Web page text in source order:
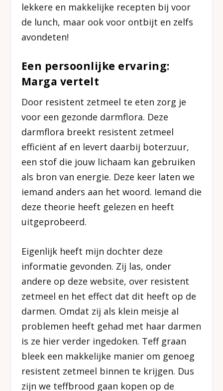
lekkere en makkelijke recepten bij voor
de lunch, maar ook voor ontbijt en zelfs
avondeten!
Een persoonlijke ervaring:
Marga vertelt
Door resistent zetmeel te eten zorg je
voor een gezonde darmflora. Deze
darmflora breekt resistent zetmeel
efficiënt af en levert daarbij boterzuur,
een stof die jouw lichaam kan gebruiken
als bron van energie. Deze keer laten we
iemand anders aan het woord. Iemand die
deze theorie heeft gelezen en heeft
uitgeprobeerd.
Eigenlijk heeft mijn dochter deze
informatie gevonden. Zij las, onder
andere op deze website, over resistent
zetmeel en het effect dat dit heeft op de
darmen. Omdat zij als klein meisje al
problemen heeft gehad met haar darmen
is ze hier verder ingedoken. Teff graan
bleek een makkelijke manier om genoeg
resistent zetmeel binnen te krijgen. Dus
zijn we teffbrood gaan kopen op de